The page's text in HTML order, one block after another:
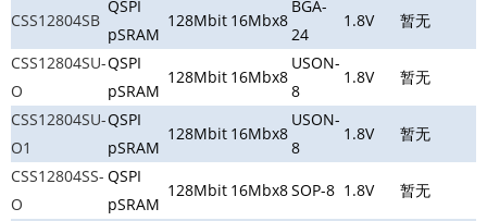
CSS12804SB
QSPI
pSRAM
128Mbit 16Mbx8
BGA-
24
1.8V 暂无
CSS12804SU-
O
QSPI
pSRAM
128Mbit 16Mbx8
USON-
8
1.8V 暂无
CSS12804SU-
O1
QSPI
pSRAM
128Mbit 16Mbx8
USON-
8
1.8V 暂无
CSS12804SS-
O
QSPI
pSRAM
128Mbit 16Mbx8SOP-8 1.8V 暂无